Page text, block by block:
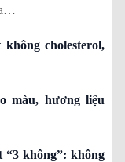
cholesterol,
màu, hương liệu
“3 không”: không